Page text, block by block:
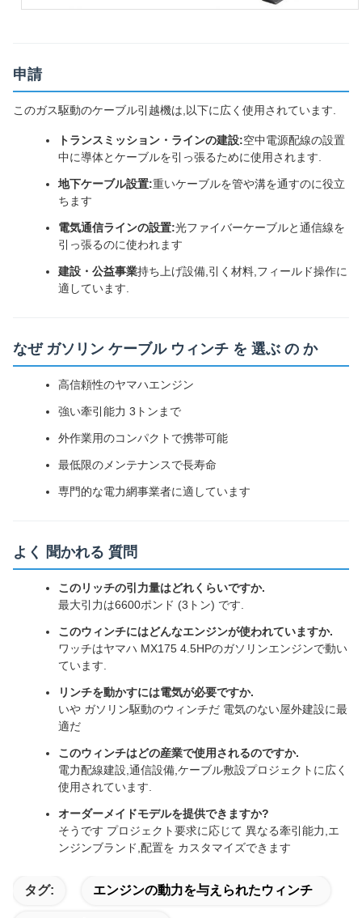
申請
このガス駆動のケーブル引越機は,以下に広く使用されています.
トランスミッション・ラインの建設:空中電源配線の設置
中に導体とケーブルを引っ張るために使用されます.
地下ケーブル設置:重いケーブルを管や溝を通すのに役立
ちます
電気通信ラインの設置:光ファイバーケーブルと通信線を
引っ張るのに使われます
建設・公益事業持ち上げ設備,引く材料,フィールド操作に
適しています.
なぜ ガソリン ケーブル ウィンチ を 選ぶ の か
高信頼性のヤマハエンジン
強い牽引能力 3トンまで
外作業用のコンパクトで携帯可能
最低限のメンテナンスで長寿命
専門的な電力網事業者に適しています
よく 聞かれる 質問
このリッチの引力量はどれくらいですか.
最大引力は6600ポンド (3トン) です.
このウィンチにはどんなエンジンが使われていますか.
ワッチはヤマハ MX175 4.5HPのガソリンエンジンで動い
ています.
リンチを動かすには電気が必要ですか.
いや ガソリン駆動のウィンチだ 電気のない屋外建設に最
適だ
このウィンチはどの産業で使用されるのですか.
電力配線建設,通信設備,ケーブル敷設プロジェクトに広く
使用されています.
オーダーメイドモデルを提供できますか?
そうです プロジェクト要求に応じて 異なる牽引能力,エ
ンジンブランド,配置を カスタマイズできます
タグ: エンジンの動力を与えられたウィンチ